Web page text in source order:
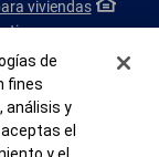
viviendas
de
fines
análisis y
el